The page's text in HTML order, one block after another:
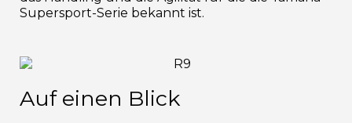
Supersport-Serie bekannt ist.
Auf einen Blick